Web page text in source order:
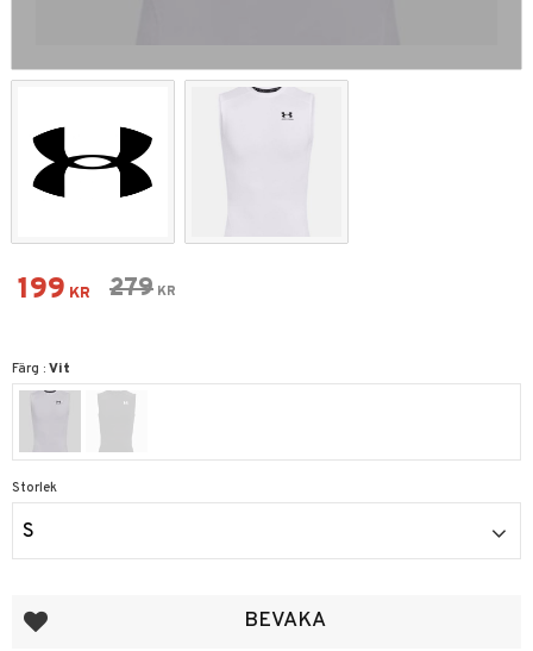
Nedsatt pris:
199 KR Ordinarie pris:
279 KR
Färg : Vit
Storlek
S
Lägg till i favoriter BEVAKA